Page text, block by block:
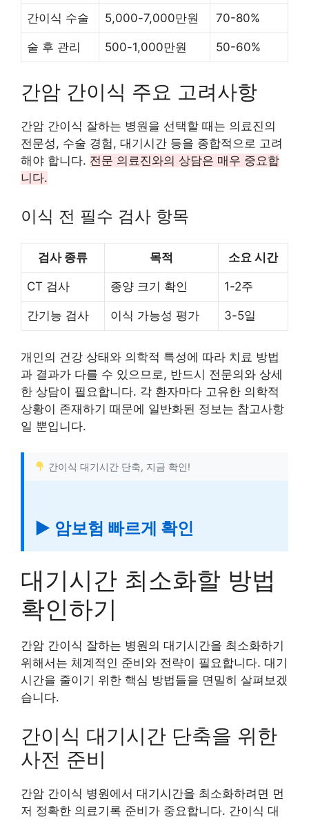
간이식 수술 5,000-7,000만원 70-80%
술 후 관리 500-1,000만원 50-60%
간암 간이식 주요 고려사항
간암 간이식 잘하는 병원을 선택할 때는 의료진의
전문성, 수술 경험, 대기시간 등을 종합적으로 고려
해야 합니다. 전문 의료진와의 상담은 매우 중요합
니다.
이식 전 필수 검사 항목
검사 종류 목적 소요 시간
CT 검사 종양 크기 확인 1-2주
간기능 검사 이식 가능성 평가 3-5일
개인의 건강 상태와 의학적 특성에 따라 치료 방법
과 결과가 다를 수 있으므로, 반드시 전문의와 상세
한 상담이 필요합니다. 각 환자마다 고유한 의학적
상황이 존재하기 때문에 일반화된 정보는 참고사항
일 뿐입니다.
간이식 대기시간 단축, 지금 확인!
▶ 암보험 빠르게 확인
대기시간 최소화할 방법
확인하기
간암 간이식 잘하는 병원의 대기시간을 최소화하기
위해서는 체계적인 준비와 전략이 필요합니다. 대기
시간을 줄이기 위한 핵심 방법들을 면밀히 살펴보겠
습니다.
간이식 대기시간 단축을 위한
사전 준비
간암 간이식 병원에서 대기시간을 최소화하려면 먼
저 정확한 의료기록 준비가 중요합니다. 간이식 대